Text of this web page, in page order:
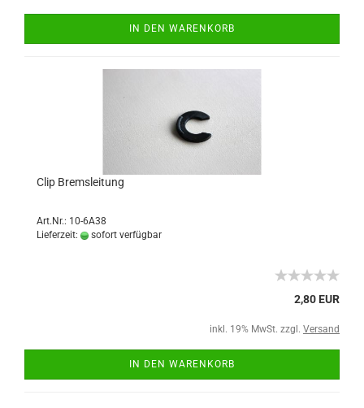
IN DEN WARENKORB
Clip Bremsleitung
Art.Nr.: 10-6A38
Lieferzeit:
sofort verfügbar
2,80 EUR
inkl. 19% MwSt. zzgl. Versand
IN DEN WARENKORB